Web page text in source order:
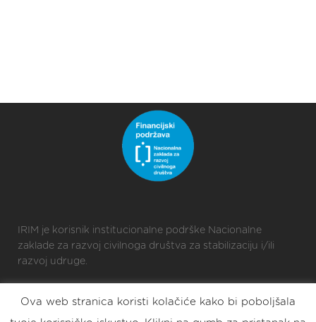
IRIM je korisnik institucionalne podrške Nacionalne
zaklade za razvoj civilnoga društva za stabilizaciju i/ili
razvoj udruge.
Ova web stranica koristi kolačiće kako bi poboljšala